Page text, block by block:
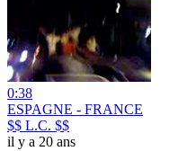
0:38
ESPAGNE - FRANCE
$$ L.C. $$
il y a 20 ans